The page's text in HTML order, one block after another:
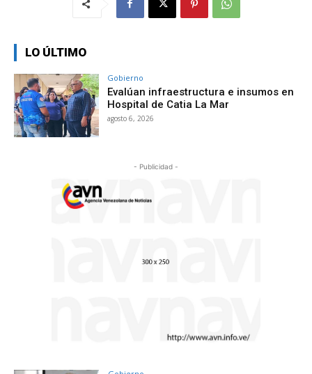
LO ÚLTIMO
Gobierno
Evalúan infraestructura e insumos en
Hospital de Catia La Mar
agosto 6, 2026
- Publicidad -